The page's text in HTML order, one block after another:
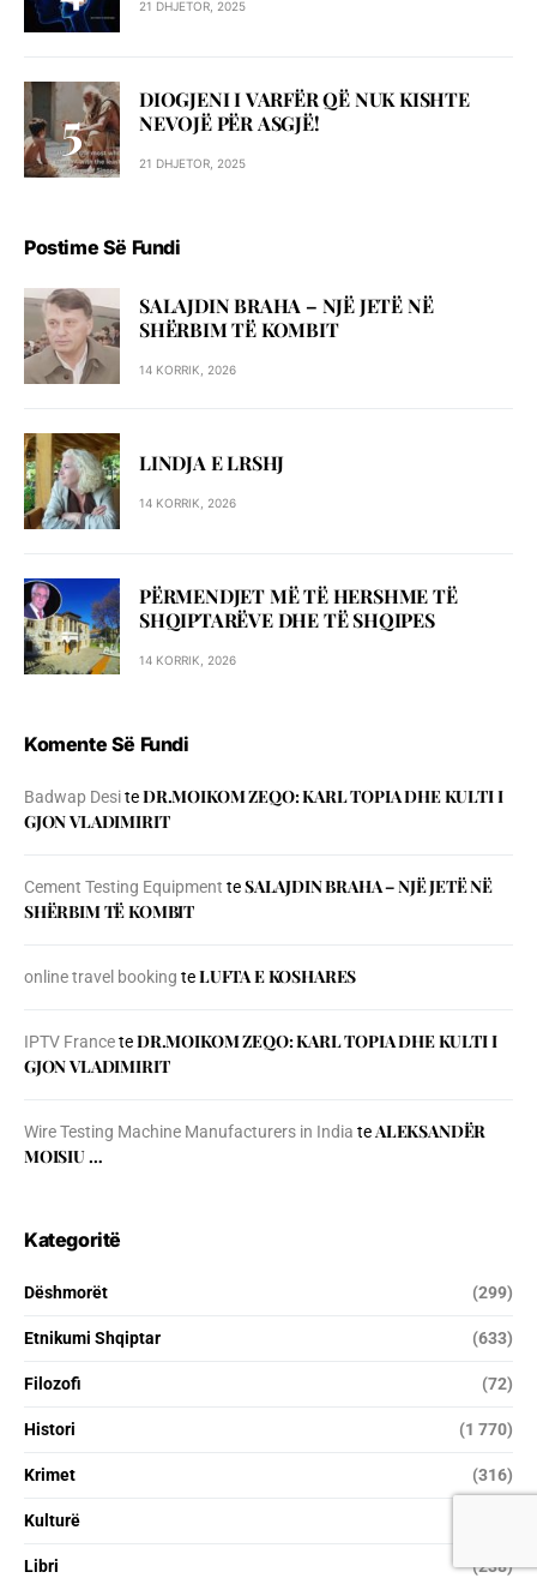
21 DHJETOR, 2025
DIOGJENI I VARFËR QË NUK KISHTE
NEVOJË PËR ASGJË!
21 DHJETOR, 2025
Postime Së Fundi
SALAJDIN BRAHA – NJЁ JETЁ NЁ
SHЁRBIM TЁ KOMBIT
14 KORRIK, 2026
LINDJA E LRSHJ
14 KORRIK, 2026
PËRMENDJET MË TË HERSHME TË
SHQIPTARËVE DHE TË SHQIPES
14 KORRIK, 2026
Komente Së Fundi
Badwap DesiteDR.MOIKOM ZEQO: KARL TOPIA DHE KULTI I
GJON VLADIMIRIT
Cement Testing Equipment teSALAJDIN BRAHA – NJЁ JETЁ NЁ
SHЁRBIM TЁ KOMBIT
online travel booking teLUFTA E KOSHARES
IPTV FranceteDR.MOIKOM ZEQO: KARL TOPIA DHE KULTI I
GJON VLADIMIRIT
Wire Testing Machine Manufacturers in India teALEKSANDËR
MOISIU …
Kategoritë
Dëshmorët (299)
Etnikumi Shqiptar (633)
Filozofi (72)
Histori (1 770)
Krimet (316)
Kulturë
Libri (238)